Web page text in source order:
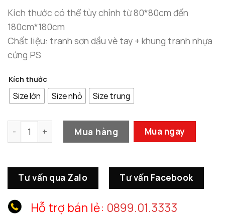
Kích thước có thể tùy chỉnh từ 80*80cm đến
180cm*180cm
Chất liệu: tranh sơn dầu vè tay + khung tranh nhựa
cứng PS
Kích thước
Size lớn Size nhỏ Size trung
Tranh Sơn Dầu Vòng Tròn Âm Dương số lượng
Mua hàng Mua ngay
Tư vấn qua Zalo Tư vấn Facebook
Hỗ trợ bán lẻ: 0899.01.3333